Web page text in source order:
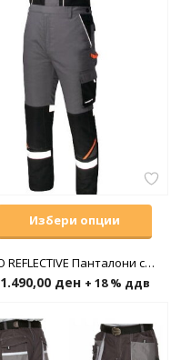
Избери опции
PRO REFLECTIVE Панталони со прерамки
1.490,00 ден + 18 % ддв